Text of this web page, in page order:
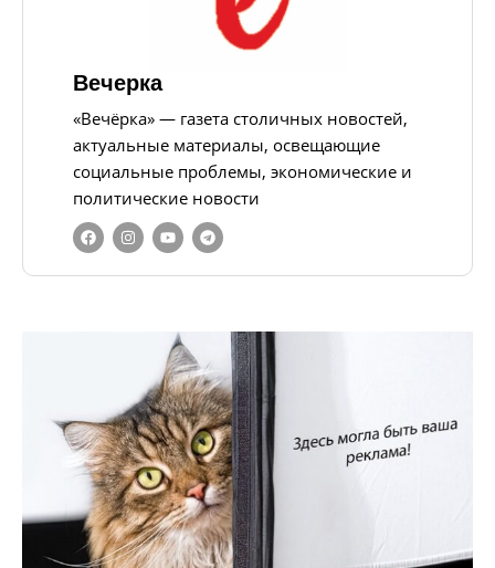
Вечерка
«Вечёрка» — газета столичных новостей,
актуальные материалы, освещающие
социальные проблемы, экономические и
политические новости